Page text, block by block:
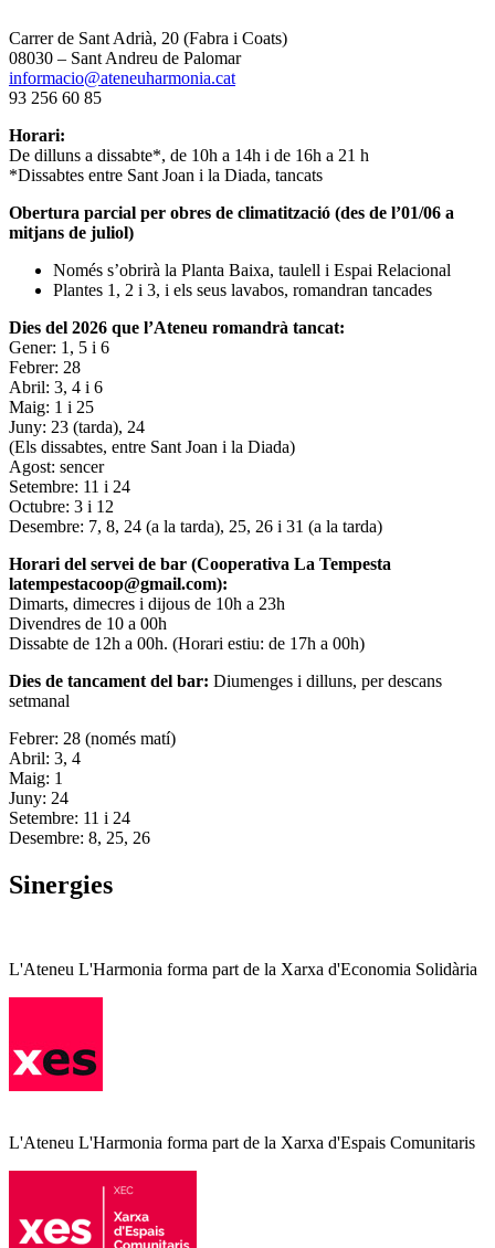
Carrer de Sant Adrià, 20 (Fabra i Coats)
08030 – Sant Andreu de Palomar
informacio@ateneuharmonia.cat
93 256 60 85
Horari:
De dilluns a dissabte*, de 10h a 14h i de 16h a 21 h
*Dissabtes entre Sant Joan i la Diada, tancats
Obertura parcial per obres de climatització (des de l’01/06 a
mitjans de juliol)
Només s’obrirà la Planta Baixa, taulell i Espai Relacional
Plantes 1, 2 i 3, i els seus lavabos, romandran tancades
Dies del 2026 que l’Ateneu romandrà tancat:
Gener: 1, 5 i 6
Febrer: 28
Abril: 3, 4 i 6
Maig: 1 i 25
Juny: 23 (tarda), 24
(Els dissabtes, entre Sant Joan i la Diada)
Agost: sencer
Setembre: 11 i 24
Octubre: 3 i 12
Desembre: 7, 8, 24 (a la tarda), 25, 26 i 31 (a la tarda)
Horari del servei de bar (Cooperativa La Tempesta
latempestacoop@gmail.com):
Dimarts, dimecres i dijous de 10h a 23h
Divendres de 10 a 00h
Dissabte de 12h a 00h. (Horari estiu: de 17h a 00h)
Dies de tancament del bar: Diumenges i dilluns, per descans
setmanal
Febrer: 28 (només matí)
Abril: 3, 4
Maig: 1
Juny: 24
Setembre: 11 i 24
Desembre: 8, 25, 26
Sinergies
L'Ateneu L'Harmonia forma part de la Xarxa d'Economia Solidària
L'Ateneu L'Harmonia forma part de la Xarxa d'Espais Comunitaris